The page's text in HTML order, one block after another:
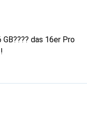
das 16er Pro